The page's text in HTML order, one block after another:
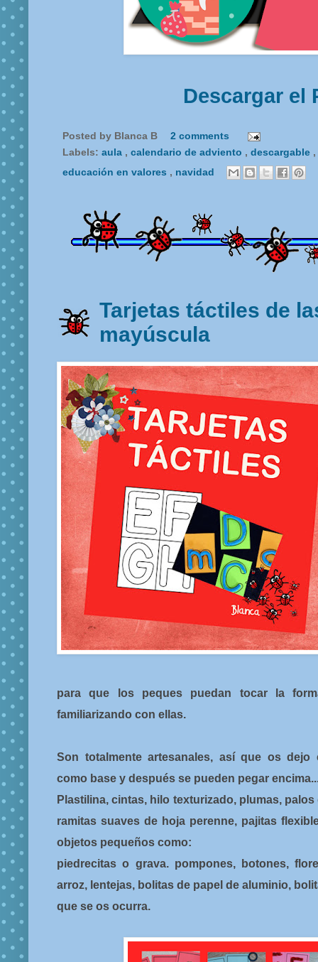
Descargar el
Posted by Blanca B
2 comments
Labels: aula , calendario de adviento , descargable ,
educación en valores , navidad
Tarjetas táctiles de
mayúscula
para que los peques puedan tocar la
familiarizando con ellas.
Son totalmente artesanales, así que os dejo
como base y después se pueden pegar
Plastilina, cintas, hilo texturizado, plumas,
ramitas suaves de hoja perenne, pajitas
objetos pequeños como:
piedrecitas o grava. pompones, botones,
arroz, lentejas, bolitas de papel de aluminio,
que se os ocurra.